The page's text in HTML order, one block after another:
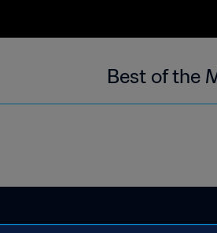
Best of the